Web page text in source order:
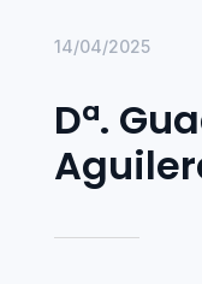
14/04/2025
Dª.